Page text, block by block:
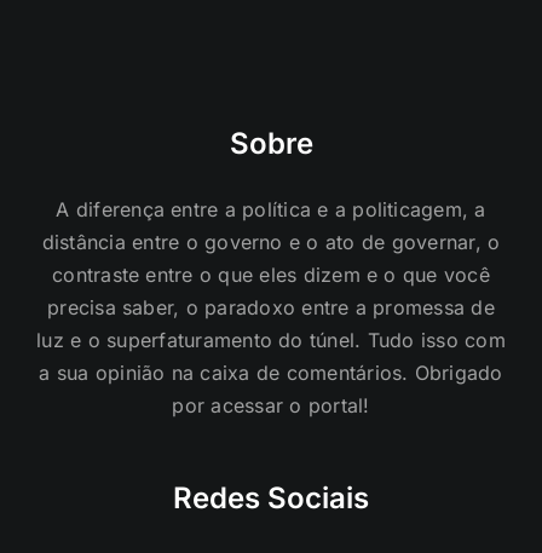
Sobre
A diferença entre a política e a politicagem, a
distância entre o governo e o ato de governar, o
contraste entre o que eles dizem e o que você
precisa saber, o paradoxo entre a promessa de
luz e o superfaturamento do túnel. Tudo isso com
a sua opinião na caixa de comentários. Obrigado
por acessar o portal!
Redes Sociais